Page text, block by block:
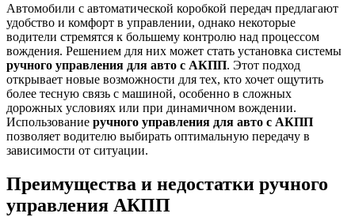
Автомобили с автоматической коробкой передач предлагают
удобство и комфорт в управлении, однако некоторые
водители стремятся к большему контролю над процессом
вождения. Решением для них может стать установка системы
ручного управления для авто с АКПП. Этот подход
открывает новые возможности для тех, кто хочет ощутить
более тесную связь с машиной, особенно в сложных
дорожных условиях или при динамичном вождении.
Использование ручного управления для авто с АКПП
позволяет водителю выбирать оптимальную передачу в
зависимости от ситуации.
Преимущества и недостатки ручного
управления АКПП